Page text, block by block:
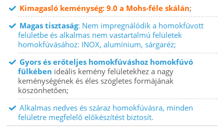
Kimagasló keménység: 9.0 a Mohs-féle skálán;
Magas tisztaság: Nem impregnálódik a homokfúvott
felületbe és alkalmas nem vastartalmú felületek
homokfúvásához: INOX, alumínium, sárgaréz;
Gyors és erőteljes homokfúváshoz homokfúvó
fülkében ideális kemény felületekhez a nagy
keménységének és éles szögletes formájának
köszönhetően;
Alkalmas nedves és száraz homokfúvásra, minden
felületre megfelelő előkészítést biztosít.